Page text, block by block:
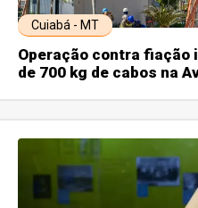
Cuiabá - MT
Operação contra
de 700 kg de cabos na